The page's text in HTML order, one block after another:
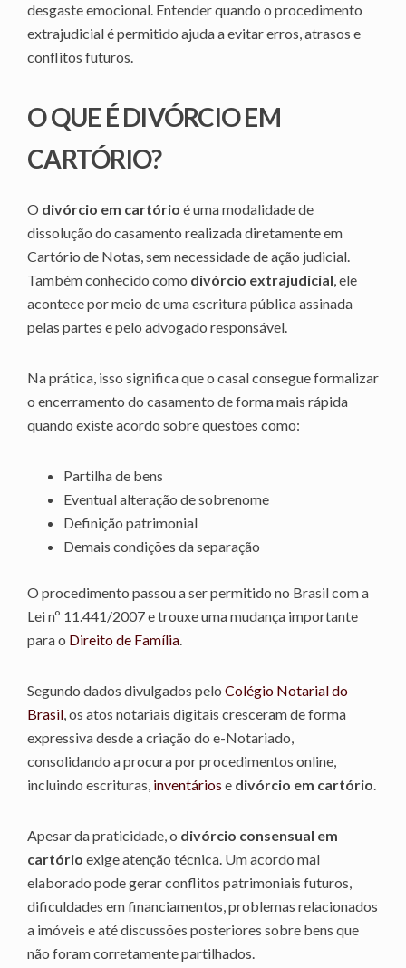
desgaste emocional. Entender quando o procedimento
extrajudicial é permitido ajuda a evitar erros, atrasos e
conflitos futuros.
O QUE É DIVÓRCIO EM
CARTÓRIO?
O divórcio em cartório é uma modalidade de
dissolução do casamento realizada diretamente em
Cartório de Notas, sem necessidade de ação judicial.
Também conhecido como divórcio extrajudicial, ele
acontece por meio de uma escritura pública assinada
pelas partes e pelo advogado responsável.
Na prática, isso significa que o casal consegue formalizar
o encerramento do casamento de forma mais rápida
quando existe acordo sobre questões como:
Partilha de bens
Eventual alteração de sobrenome
Definição patrimonial
Demais condições da separação
O procedimento passou a ser permitido no Brasil com a
Lei nº 11.441/2007 e trouxe uma mudança importante
para o Direito de Família.
Segundo dados divulgados pelo Colégio Notarial do
Brasil, os atos notariais digitais cresceram de forma
expressiva desde a criação do e-Notariado,
consolidando a procura por procedimentos online,
incluindo escrituras, inventários e divórcio em cartório.
Apesar da praticidade, o divórcio consensual em
cartório exige atenção técnica. Um acordo mal
elaborado pode gerar conflitos patrimoniais futuros,
dificuldades em financiamentos, problemas relacionados
a imóveis e até discussões posteriores sobre bens que
não foram corretamente partilhados.